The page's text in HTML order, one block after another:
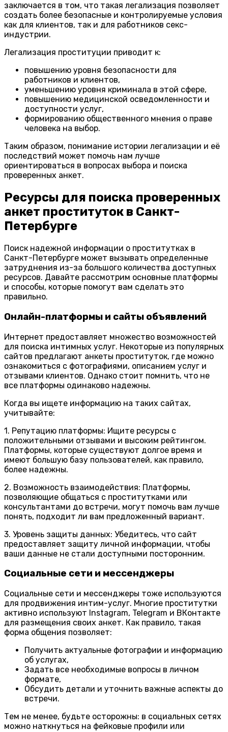
заключается в том, что такая легализация позволяет
создать более безопасные и контролируемые условия
как для клиентов, так и для работников секс-
индустрии.
Легализация проституции приводит к:
повышению уровня безопасности для
работников и клиентов,
уменьшению уровня криминала в этой сфере,
повышению медицинской осведомленности и
доступности услуг,
формированию общественного мнения о праве
человека на выбор.
Таким образом, понимание истории легализации и её
последствий может помочь нам лучше
ориентироваться в вопросах выбора и поиска
проверенных анкет.
Ресурсы для поиска проверенных
анкет проституток в Санкт-
Петербурге
Поиск надежной информации о проститутках в
Санкт-Петербурге может вызывать определенные
затруднения из-за большого количества доступных
ресурсов. Давайте рассмотрим основные платформы
и способы, которые помогут вам сделать это
правильно.
Онлайн-платформы и сайты объявлений
Интернет предоставляет множество возможностей
для поиска интимных услуг. Некоторые из популярных
сайтов предлагают анкеты проституток, где можно
ознакомиться с фотографиями, описанием услуг и
отзывами клиентов. Однако стоит помнить, что не
все платформы одинаково надежны.
Когда вы ищете информацию на таких сайтах,
учитывайте:
1. Репутацию платформы: Ищите ресурсы с
положительными отзывами и высоким рейтингом.
Платформы, которые существуют долгое время и
имеют большую базу пользователей, как правило,
более надежны.
2. Возможность взаимодействия: Платформы,
позволяющие общаться с проститутками или
консультантами до встречи, могут помочь вам лучше
понять, подходит ли вам предложенный вариант.
3. Уровень защиты данных: Убедитесь, что сайт
предоставляет защиту личной информации, чтобы
ваши данные не стали доступными посторонним.
Социальные сети и мессенджеры
Социальные сети и мессенджеры тоже используются
для продвижения интим-услуг. Многие проститутки
активно используют Instagram, Telegram и ВКонтакте
для размещения своих анкет. Как правило, такая
форма общения позволяет:
Получить актуальные фотографии и информацию
об услугах,
Задать все необходимые вопросы в личном
формате,
Обсудить детали и уточнить важные аспекты до
встречи.
Тем не менее, будьте осторожны: в социальных сетях
можно наткнуться на фейковые профили или